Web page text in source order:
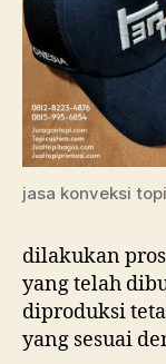
jasa konveksi topi
dilakukan
yang telah
diproduksi
yang sesuai